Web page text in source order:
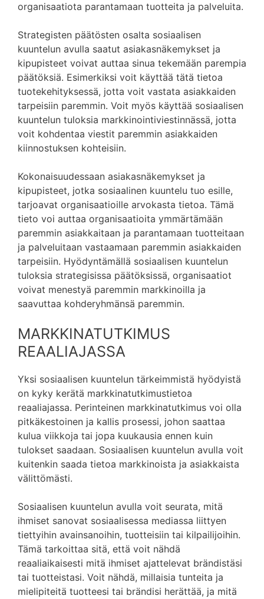
organisaatiota parantamaan tuotteita ja palveluita.
Strategisten päätösten osalta sosiaalisen
kuuntelun avulla saatut asiakasnäkemykset ja
kipupisteet voivat auttaa sinua tekemään parempia
päätöksiä. Esimerkiksi voit käyttää tätä tietoa
tuotekehityksessä, jotta voit vastata asiakkaiden
tarpeisiin paremmin. Voit myös käyttää sosiaalisen
kuuntelun tuloksia markkinointiviestinnässä, jotta
voit kohdentaa viestit paremmin asiakkaiden
kiinnostuksen kohteisiin.
Kokonaisuudessaan asiakasnäkemykset ja
kipupisteet, jotka sosiaalinen kuuntelu tuo esille,
tarjoavat organisaatioille arvokasta tietoa. Tämä
tieto voi auttaa organisaatioita ymmärtämään
paremmin asiakkaitaan ja parantamaan tuotteitaan
ja palveluitaan vastaamaan paremmin asiakkaiden
tarpeisiin. Hyödyntämällä sosiaalisen kuuntelun
tuloksia strategisissa päätöksissä, organisaatiot
voivat menestyä paremmin markkinoilla ja
saavuttaa kohderyhmänsä paremmin.
MARKKINATUTKIMUS
REAALIAJASSA
Yksi sosiaalisen kuuntelun tärkeimmistä hyödyistä
on kyky kerätä markkinatutkimustietoa
reaaliajassa. Perinteinen markkinatutkimus voi olla
pitkäkestoinen ja kallis prosessi, johon saattaa
kulua viikkoja tai jopa kuukausia ennen kuin
tulokset saadaan. Sosiaalisen kuuntelun avulla voit
kuitenkin saada tietoa markkinoista ja asiakkaista
välittömästi.
Sosiaalisen kuuntelun avulla voit seurata, mitä
ihmiset sanovat sosiaalisessa mediassa liittyen
tiettyihin avainsanoihin, tuotteisiin tai kilpailijoihin.
Tämä tarkoittaa sitä, että voit nähdä
reaaliaikaisesti mitä ihmiset ajattelevat brändistäsi
tai tuotteistasi. Voit nähdä, millaisia tunteita ja
mielipiteitä tuotteesi tai brändisi herättää, ja mitä